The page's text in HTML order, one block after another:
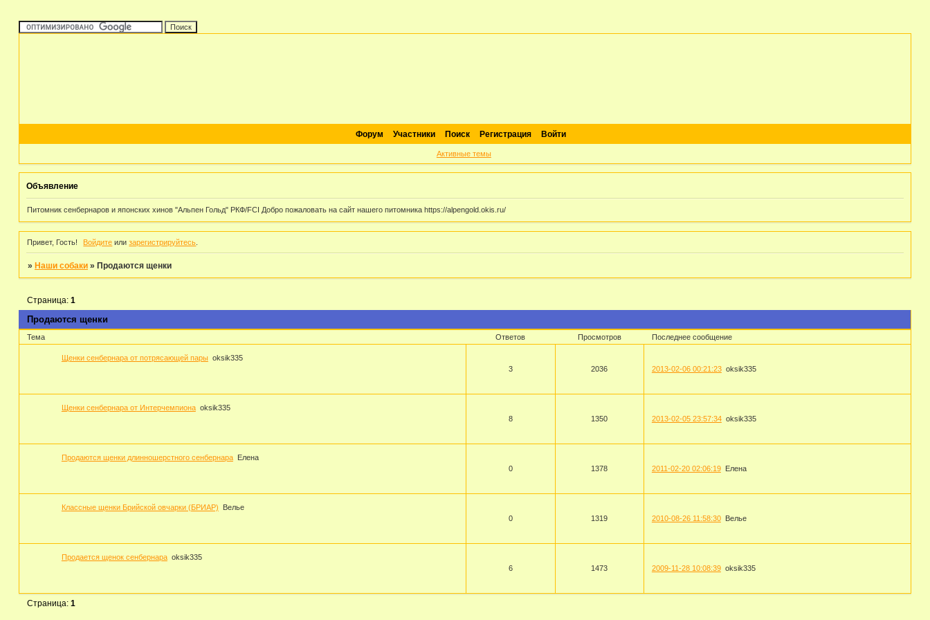
Форум Участники Поиск Регистрация Войти
Активные темы
Объявление
Питомник сенбернаров и японских хинов "Альпен Гольд" РКФ/FCI Добро пожаловать на сайт нашего питомника https://alpengold.okis.ru/
Привет, Гость! Войдите илизарегистрируйтесь
» Наши собаки » Продаются щенки
Продаются щенки
Страница: 1
Тема Ответов Просмотров Последнее сообщение
Щенки сенбернара от потрясающей пары oksik335
3
2036 2013-02-06 00:21:23 oksik335
Щенки сенбернара от Интерчемпиона oksik335
8
1350 2013-02-05 23:57:34 oksik335
Продаются щенки длинношерстного сенбернара Елена
0
1378 2011-02-20 02:06:19 Елена
Классные щенки Брийской овчарки (БРИАР)
Велье
0
1319 2010-08-26 11:58:30 Велье
Продается щенок сенбернара oksik335
6
1473 2009-11-28 10:08:39 oksik335
Страница: 1